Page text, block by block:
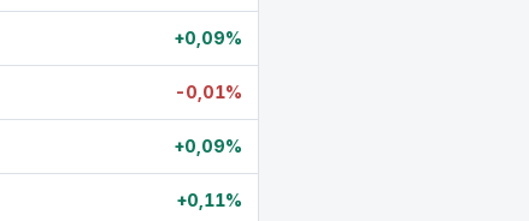
+0,09%
-0,01%
+0,09%
+0,11%